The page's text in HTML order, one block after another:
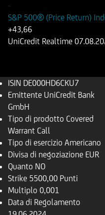
-
S&P 500® (Price Return)
+43,66
UniCredit Realtime
ISIN DE000HD6CKU7
Emittente UniCredit Bank
GmbH
Tipo di prodotto Covered
Warrant Call
Tipo di esercizio Americano
Divisa di negoziazione EUR
Quanto NO
Strike 5500,00 Punti
Multiplo 0,001
Data di Regolamento